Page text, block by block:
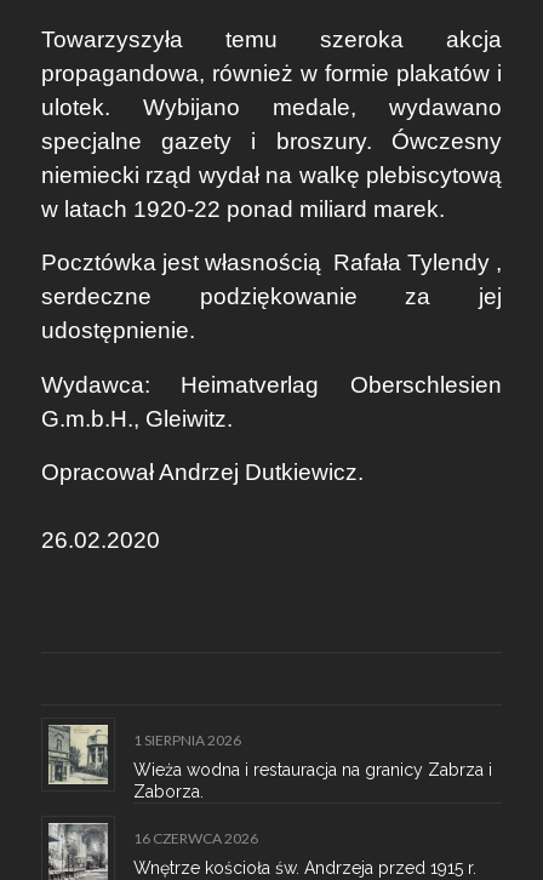
Towarzyszyła temu szeroka akcja
propagandowa, również w formie plakatów i
ulotek. Wybijano medale, wydawano
specjalne gazety i broszury. Ówczesny
niemiecki rząd wydał na walkę plebiscytową
w latach 1920-22 ponad miliard marek.
Pocztówka jest własnością Rafała Tylendy ,
serdeczne podziękowanie za jej
udostępnienie.
Wydawca: Heimatverlag Oberschlesien
G.m.b.H., Gleiwitz.
Opracował Andrzej Dutkiewicz.
26.02.2020
1 SIERPNIA 2026
Wieża wodna i restauracja na granicy Zabrza i
Zaborza.
16 CZERWCA 2026
Wnętrze kościoła św. Andrzeja przed 1915 r.